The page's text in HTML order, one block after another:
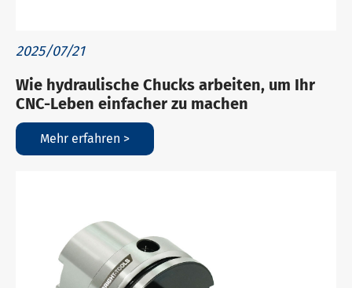
2025/07/21
Wie hydraulische Chucks arbeiten, um Ihr
CNC-Leben einfacher zu machen
Mehr erfahren >